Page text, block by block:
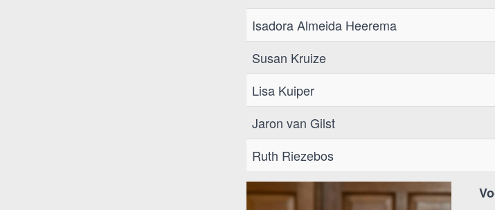
Isadora Almeida Heerema
Susan Kruize
Lisa Kuiper
Jaron van Gilst
Ruth Riezebos